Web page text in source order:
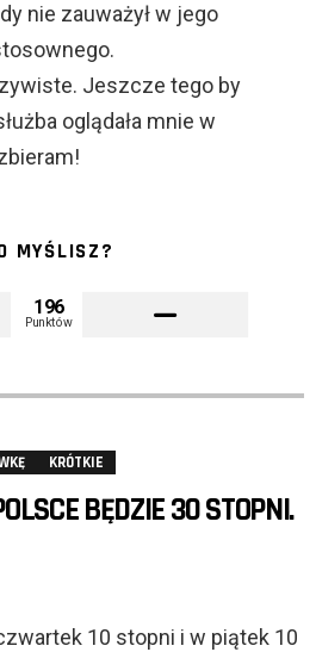
nie zauważył w jego
Jeszcze tego by
oglądała mnie w
MYŚLISZ?
196
Punktów
KRÓTKIE
BĘDZIE 30 STOPNI.
10 stopni i w piątek 10